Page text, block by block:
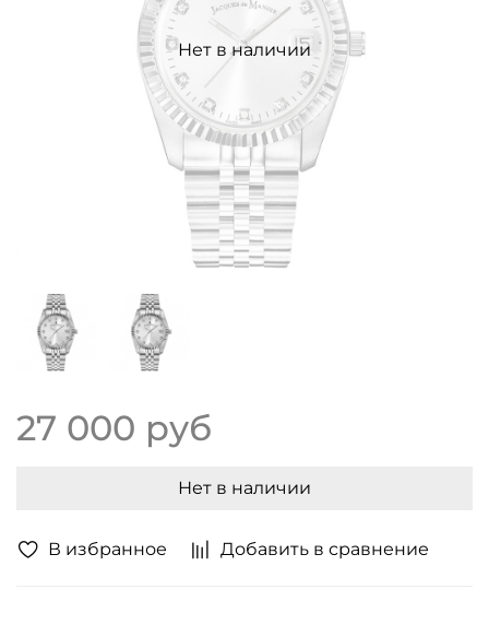
В избранное Добавить в сравнение
Нет в наличии
27 000 руб
Нет в наличии